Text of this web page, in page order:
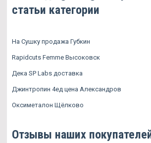
статьи категории
На Сушку продажа Губкин
Rapidcuts Femme Высоковск
Дека SP Labs доставка
Джинтропин 4ед цена Александров
Оксиметалон Щёлково
Отзывы наших